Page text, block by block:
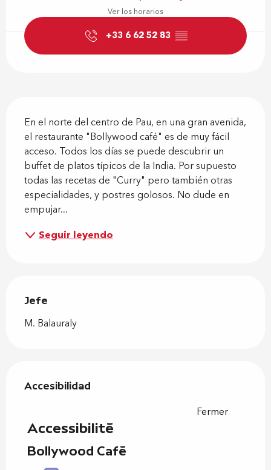
Ver los horarios
+33 6 62 52 83 ▒▒
En el norte del centro de Pau, en una gran avenida,
el restaurante "Bollywood café" es de muy fácil
acceso. Todos los días se puede descubrir un
buffet de platos típicos de la India. Por supuesto
todas las recetas de "Curry" pero también otras
especialidades, y postres golosos. No dude en
empujar...
Seguir leyendo
Jefe
Jefe
M. Balauraly
Accesibilidad
Accesibilidad
Fermer
Accessibilité
Bollywood Café